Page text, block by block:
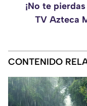
¡No te
TV Azteca
CONTENIDO